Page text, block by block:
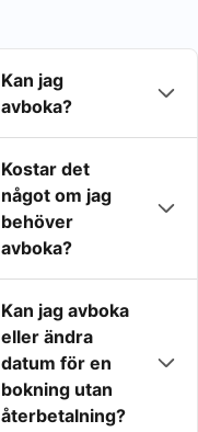
Kan jag
avboka?
Kostar det
något om jag
behöver
avboka?
Kan jag avboka
eller ändra
datum för en
bokning utan
återbetalning?